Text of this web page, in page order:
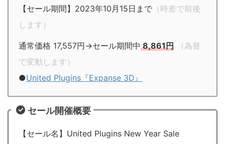
【セール期間】2023年10月15日まで （時差で前後
します）
通常価格 17,557円→セール期間中8,861円
（為替
で変動します）
●United Plugins『Expanse 3D』
セール開催概要
【セール名】United Plugins New Year Sale